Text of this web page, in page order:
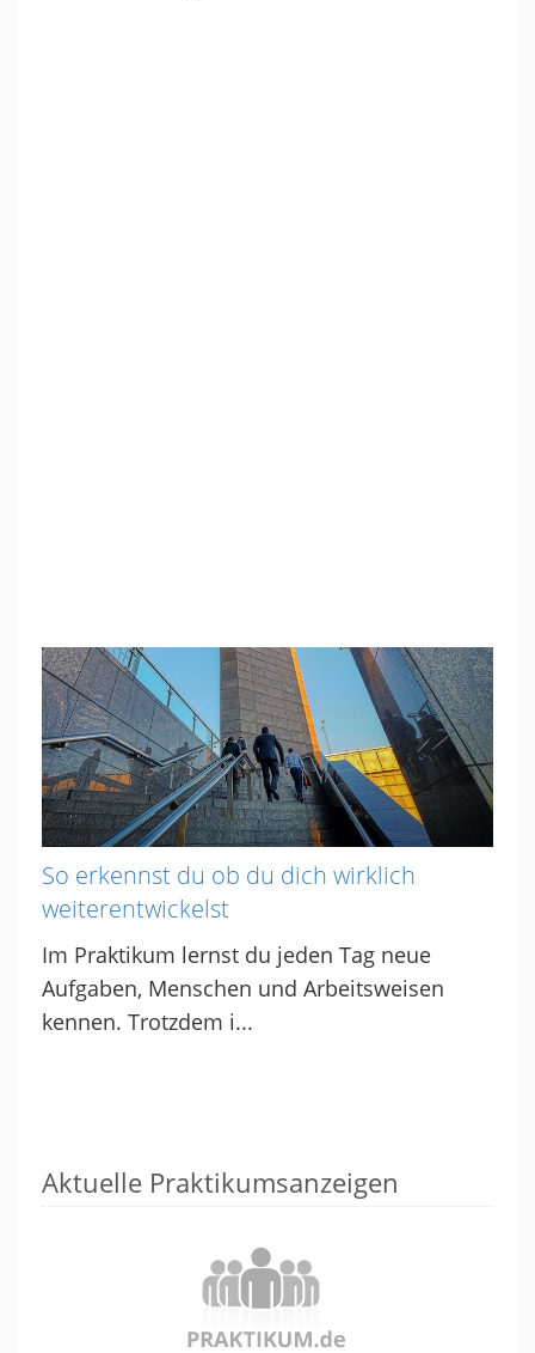
So erkennst du ob du dich wirklich
weiterentwickelst
Im Praktikum lernst du jeden Tag neue
Aufgaben, Menschen und Arbeitsweisen
kennen. Trotzdem i...
Aktuelle Praktikumsanzeigen